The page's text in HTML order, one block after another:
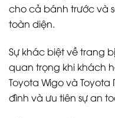
cho cả bánh trước và
toàn diện.
Sự khác biệt về trang
quan trọng khi khách
Toyota Wigo và
đình và ưu tiên sự an